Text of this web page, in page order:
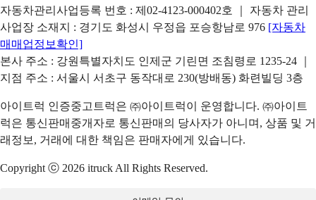
자동차관리사업등록 번호 : 제02-4123-000402호 ｜ 자동차 관리
사업장 소재지 : 경기도 화성시 우정읍 포승항남로 976 [자동차
매매업정보확인]
본사 주소 : 강원특별자치도 인제군 기린면 조침령로 1235-24 ｜
지점 주소 : 서울시 서초구 동작대로 230(방배동) 화련빌딩 3층
아이트럭 인증중고트럭은 ㈜아이트럭이 운영합니다. ㈜아이트
럭은 통신판매중개자로 통신판매의 당사자가 아니며, 상품 및 거
래정보, 거래에 대한 책임은 판매자에게 있습니다.
Copyright ⓒ 2026 itruck All Rights Reserved.